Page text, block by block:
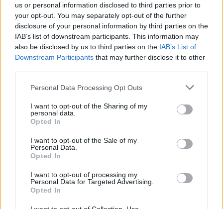
us or personal information disclosed to third parties prior to
your opt-out. You may separately opt-out of the further
disclosure of your personal information by third parties on the
IAB’s list of downstream participants. This information may
also be disclosed by us to third parties on the IAB’s List of
Downstream Participants that may further disclose it to other
Personal Data Processing Opt Outs
I want to opt-out of the Sharing of my
personal data.
Opted In
I want to opt-out of the Sale of my
Personal Data.
Opted In
I want to opt-out of processing my
Personal Data for Targeted Advertising.
Opted In
06/08/26|17:45
ΕΥΑΘ: Αποκτά νέες
αρμοδιότητες και επεκτείνεται
στη Χαλκιδική
| 17:41
Συναγερμός από τον ΕΦΕΤ –
Ανακαλεί καραμέλες-ζελεδάκια
Δικαιοσύνη κατά της OpenAI για
φερόμενη υπεξαίρεση εμπορικών
06/08/26 16:09